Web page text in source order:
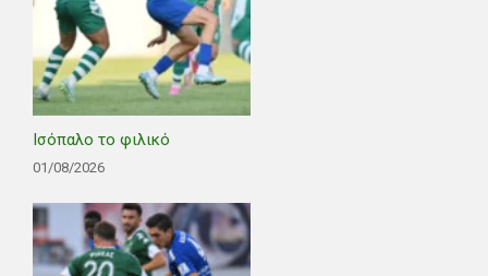
Ισόπαλο το φιλικό
01/08/2026